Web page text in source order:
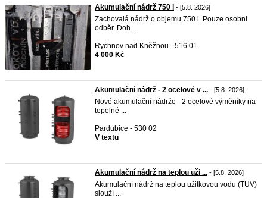
Akumulační nádrž 750 l - [5.8. 2026]
Zachovalá nádrž o objemu 750 l. Pouze osobni
odběr. Doh ...
Rychnov nad Kněžnou - 516 01
4 000 Kč
Akumulační nádrž - 2 ocelové v ... - [5.8. 2026]
Nové akumulační nádrže - 2 ocelové výměníky na
tepelné ...
Pardubice - 530 02
V textu
Akumulační nádrž na teplou uži ... - [5.8. 2026]
Akumulační nádrž na teplou užitkovou vodu (TUV)
slouží ...